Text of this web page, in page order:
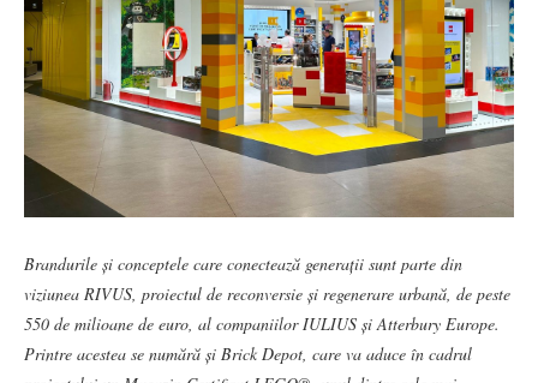
Brandurile și conceptele care conectează generații sunt parte din
viziunea RIVUS, proiectul de reconversie și regenerare urbană, de peste
550 de milioane de euro, al companiilor IULIUS și Atterbury Europe.
Printre acestea se numără și Brick Depot, care va aduce în cadrul